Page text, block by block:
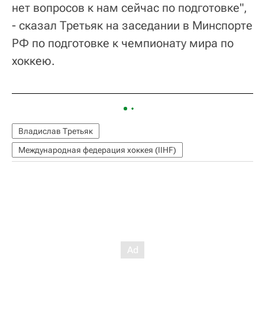
нет вопросов к нам сейчас по подготовке",
- сказал Третьяк на заседании в Минспорте
РФ по подготовке к чемпионату мира по
хоккею.
Владислав Третьяк
Международная федерация хоккея (IIHF)